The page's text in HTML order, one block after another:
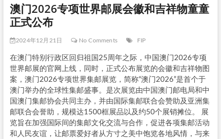
澳门2026专项世界邮展会徽和吉祥物童童
正式公布
2024年12月21日 No Comments FIP
在澳门特别行政区回归祖国25周年之际，中国澳门2026专项
世界邮展的官网上线，同时，正式公布展览的会徽和吉祥物图
案，澳门2026专项世界集邮展览，简称“澳门2026”是首个于
澳门举办的全球性集邮盛事。是次展览由中国澳门邮电局和中
国澳门集邮协会共同主办，并由国际集邮联合会赞助及亚洲集
邮联合会誉助，规模达1500框展品以及约50个展销摊位。 展
览旨在加强国际间的集邮文化交流与合作，促进各项集邮活动
和人民友谊，让邮票爱好者从方寸之美中饱览各地风情，与来